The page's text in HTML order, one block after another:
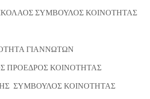
ΣΥΜΒΟΥΛΟΣ ΚΟΙΝΟΤΗΤΑΣ
ΓΙΑΝΝΩΤΩΝ
ΠΡΟΕΔΡΟΣ ΚΟΙΝΟΤΗΤΑΣ
ΣΥΜΒΟΥΛΟΣ ΚΟΙΝΟΤΗΤΑΣ